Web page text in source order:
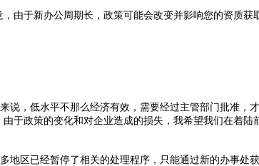
于新办公周期长，政策可能会改变并影响您的资质获
，低水平不那么经济有效，需要经过主管部门批准，
于政策的变化和对企业造成的损失，我希望我们在着陆
区已经暂停了相关的处理程序，只能通过新的办事处